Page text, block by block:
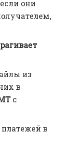
они
из
в
с
в